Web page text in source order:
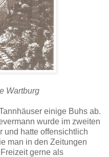
Wartburg
einige Buhs ab.
wurde im zweiten
und hatte offensichtlich
man in den Zeitungen
gerne als